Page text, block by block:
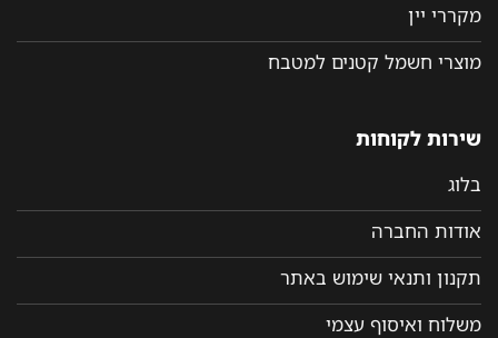
מקררי יין
מוצרי חשמל קטנים למטבח
שירות לקוחות
בלוג
אודות החברה
תקנון ותנאי שימוש באתר
משלוח ואיסוף עצמי